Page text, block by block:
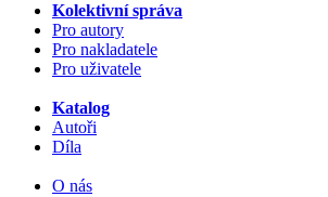
Kolektivní správa
Pro autory
Pro nakladatele
Pro uživatele
Katalog
Autoři
Díla
O nás